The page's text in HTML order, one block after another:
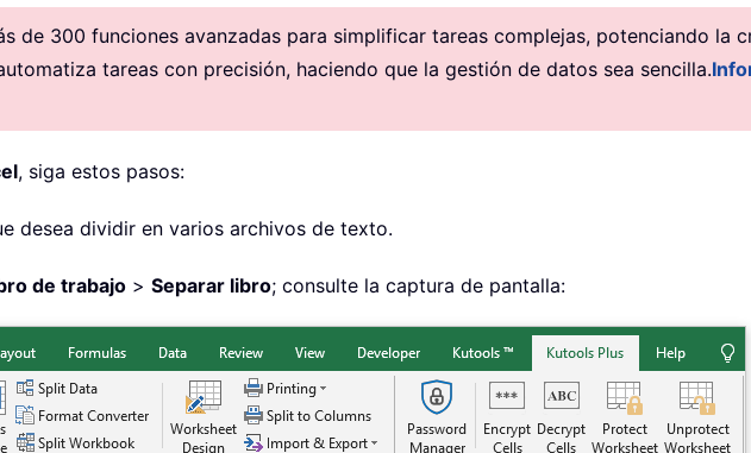
de 300 funciones avanzadas para simplificar tareas complejas, potenciando la
tareas con precisión, haciendo que la gestión de datos sea sencilla.
, siga estos pasos:
desea dividir en varios archivos de texto.
de trabajo > Separar libro; consulte la captura de pantalla: